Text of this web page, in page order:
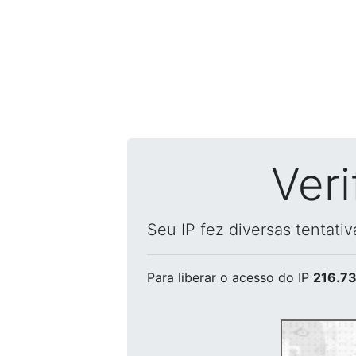
Seu IP fez diversas
Para liberar o acesso do IP